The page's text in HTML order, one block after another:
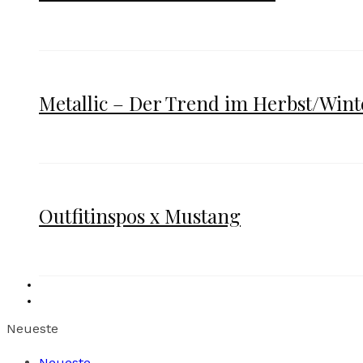
Metallic – Der Trend im Herbst/
Outfitinspos x Mustang
Neueste